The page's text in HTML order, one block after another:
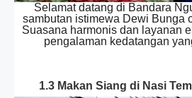
Selamat datang di Bandara
sambutan istimewa Dewi Bunga
Suasana harmonis dan layanan
pengalaman kedatangan
1.3 Makan Siang di Nasi